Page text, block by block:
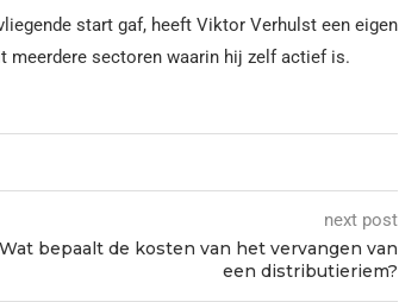
start gaf, heeft Viktor Verhulst een eigen
meerdere sectoren waarin hij zelf actief is.
next post
Wat bepaalt de kosten van het vervangen van
een distributieriem?